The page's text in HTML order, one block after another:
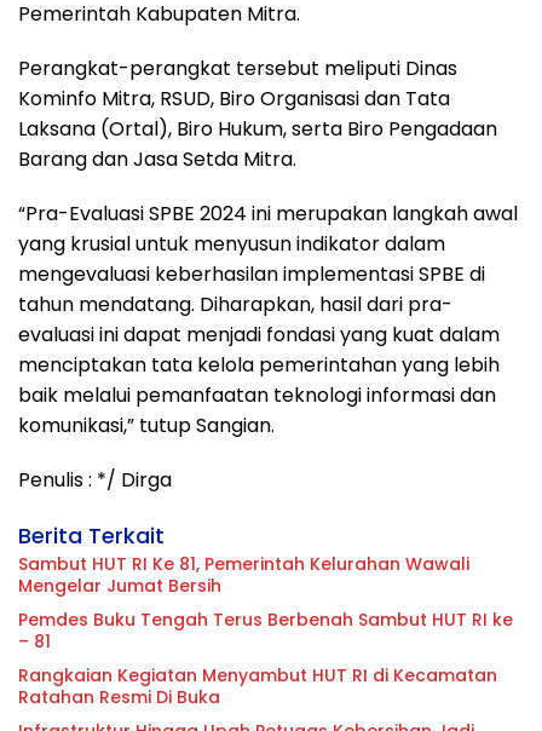
Pemerintah Kabupaten Mitra.
Perangkat-perangkat tersebut meliputi Dinas
Kominfo Mitra, RSUD, Biro Organisasi dan Tata
Laksana (Ortal), Biro Hukum, serta Biro Pengadaan
Barang dan Jasa Setda Mitra.
“Pra-Evaluasi SPBE 2024 ini merupakan langkah awal
yang krusial untuk menyusun indikator dalam
mengevaluasi keberhasilan implementasi SPBE di
tahun mendatang. Diharapkan, hasil dari pra-
evaluasi ini dapat menjadi fondasi yang kuat dalam
menciptakan tata kelola pemerintahan yang lebih
baik melalui pemanfaatan teknologi informasi dan
komunikasi,” tutup Sangian.
Penulis : */ Dirga
Berita Terkait
Sambut HUT RI Ke 81, Pemerintah Kelurahan Wawali
Mengelar Jumat Bersih
Pemdes Buku Tengah Terus Berbenah Sambut HUT RI ke
– 81
Rangkaian Kegiatan Menyambut HUT RI di Kecamatan
Ratahan Resmi Di Buka